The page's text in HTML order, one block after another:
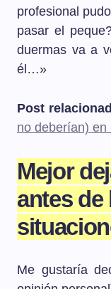
profesional
pasar el
duermas va a
él…»
Post
no deberían) en
Mejor
antes de
Me gustaría